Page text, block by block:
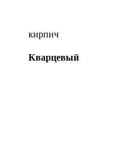
кирпич
Кварцевый